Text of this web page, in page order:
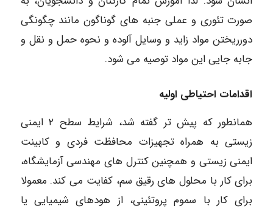
صورت تئوری و عملی جنبه های گوناگون مانند چگونگی
دورریختن مواد زاید و وسایل آلوده و نحوه حمل و نقل و
جابه جایی این مواد توصیه می شود.
اقدامات احتیاطی اولیه
همانطور که پیش تر گفته شد، شرایط سطح ۲ ایمنی
زیستی به همراه تجهیزات محافظت فردی و کابینت
ایمنی زیستی و همچنین کنترل های مهندسی آزمایشگاه،
برای کار با محلول های رقیق سم، کفایت می کند. معمولا
برای کار با سموم پروتئینی، از هودهای شیمیایی یا